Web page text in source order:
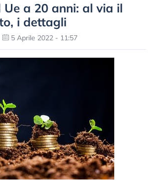
Ue a 20 anni: al via il
i dettagli
5 Aprile 2022 - 11:57